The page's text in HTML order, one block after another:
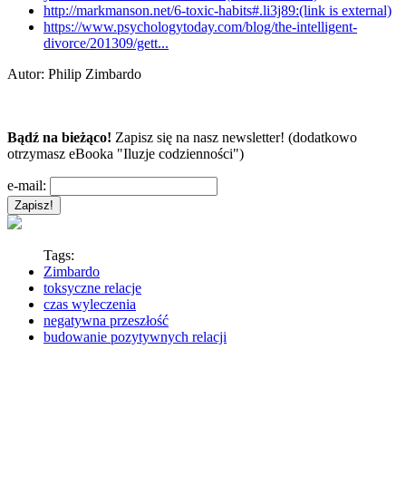
http://markmanson.net/6-toxic-habits#.li3j89:(link is external)
https://www.psychologytoday.com/blog/the-intelligent-
divorce/201309/gett...
Autor: Philip Zimbardo
Bądź na bieżąco! Zapisz się na nasz newsletter! (dodatkowo
otrzymasz eBooka "Iluzje codzienności")
e-mail:
Tags:
Zimbardo
toksyczne relacje
czas wyleczenia
negatywna przeszłość
budowanie pozytywnych relacji